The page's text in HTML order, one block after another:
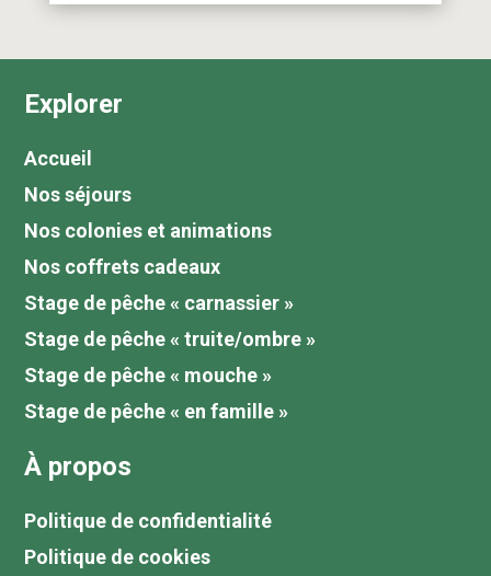
Explorer
Accueil
Nos séjours
Nos colonies et animations
Nos coffrets cadeaux
Stage de pêche « carnassier »
Stage de pêche « truite/ombre »
Stage de pêche « mouche »
Stage de pêche « en famille »
À propos
Politique de confidentialité
Politique de cookies